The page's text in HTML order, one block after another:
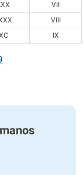
VII
VIII
IX